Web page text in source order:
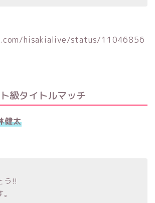
hisakialive/status/11046856
級タイトルマッチ
健太
う‼︎